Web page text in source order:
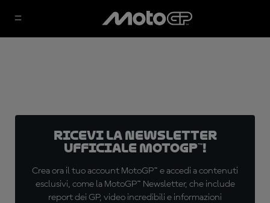
Ricevi la newsletter
ufficiale MotoGP™!
Crea ora il tuo account MotoGP™ e accedi a contenuti
esclusivi, come la MotoGP™ Newsletter, che include
report dei GP, video incredibili e informazioni